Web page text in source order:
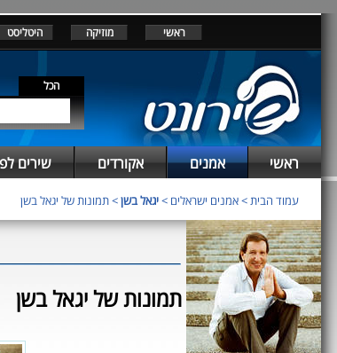
ראשי מוזיקה היטליסט
הכל
ראשי אמנים אקורדים שירים
עמוד הבית>אמנים ישראלים >יגאל בשן> תמונות של יגאל בשן
תמונות של יגאל בשן